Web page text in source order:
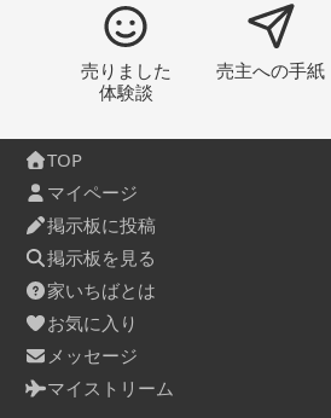
売りました
体験談
売主への手紙
TOP
マイページ
掲示板に投稿
掲示板を見る
家いちばとは
お気に入り
メッセージ
マイストリーム